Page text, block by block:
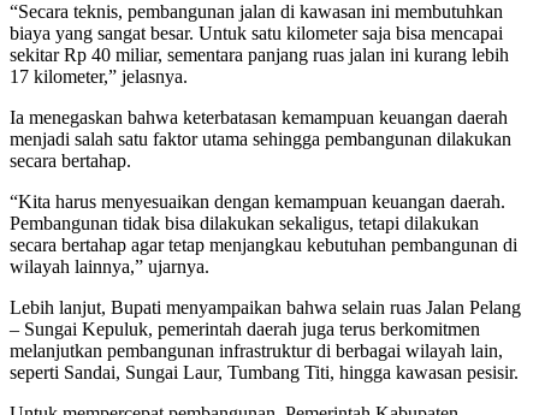
“Secara teknis, pembangunan jalan di kawasan ini membutuhkan
biaya yang sangat besar. Untuk satu kilometer saja bisa mencapai
sekitar Rp 40 miliar, sementara panjang ruas jalan ini kurang lebih
17 kilometer,” jelasnya.
Ia menegaskan bahwa keterbatasan kemampuan keuangan daerah
menjadi salah satu faktor utama sehingga pembangunan dilakukan
secara bertahap.
“Kita harus menyesuaikan dengan kemampuan keuangan daerah.
Pembangunan tidak bisa dilakukan sekaligus, tetapi dilakukan
secara bertahap agar tetap menjangkau kebutuhan pembangunan di
wilayah lainnya,” ujarnya.
Lebih lanjut, Bupati menyampaikan bahwa selain ruas Jalan Pelang
– Sungai Kepuluk, pemerintah daerah juga terus berkomitmen
melanjutkan pembangunan infrastruktur di berbagai wilayah lain,
seperti Sandai, Sungai Laur, Tumbang Titi, hingga kawasan pesisir.